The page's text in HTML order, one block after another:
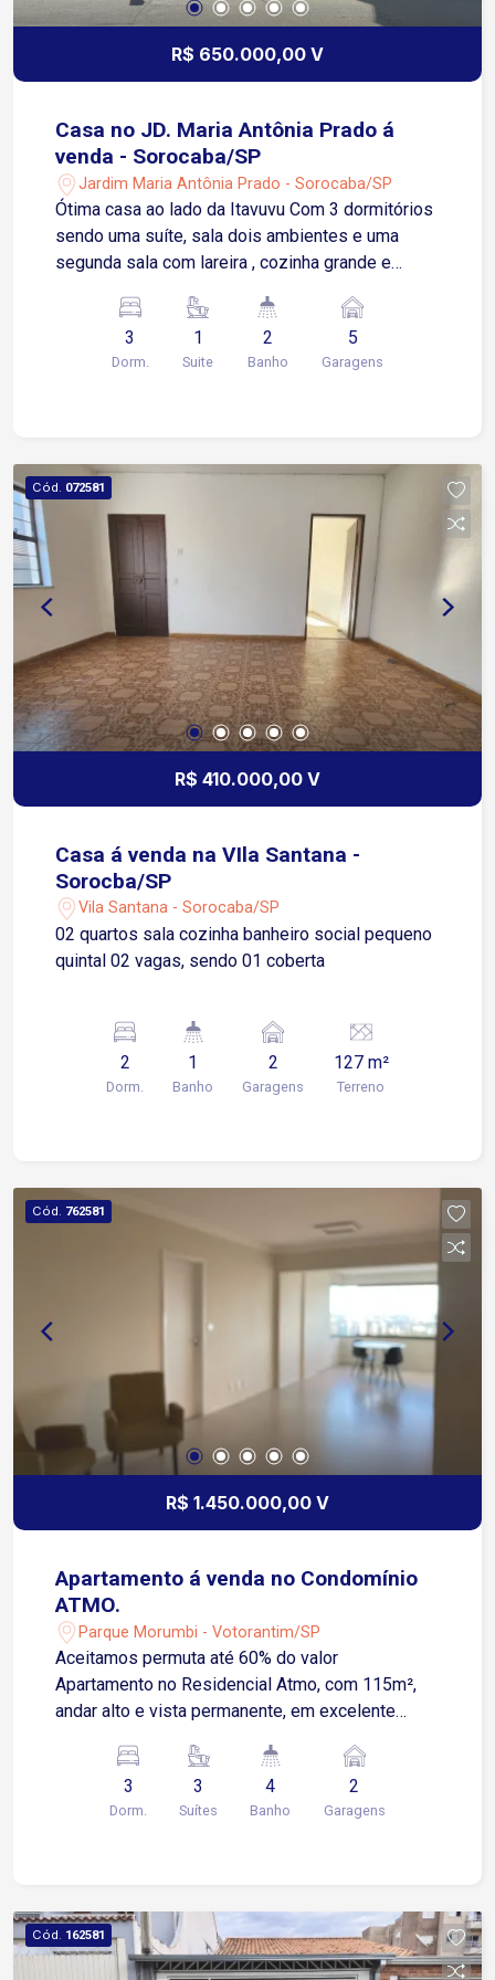
R$ 650.000,00 V
Casa no JD. Maria Antônia Prado á
venda - Sorocaba/SP
Jardim Maria Antônia Prado - Sorocaba/SP
Ótima casa ao lado da Itavuvu Com 3 dormitórios
sendo uma suíte, sala dois ambientes e uma
segunda sala com lareira , cozinha grande e
dormitórios com modulados e cozinha Possuí ar
condicionado na sala de estar e na suíte.
3
Dorm.
1
Suite
2
Banho
5
Garagens
Cód. 072581
R$ 410.000,00 V
Casa á venda na VIla Santana -
Sorocba/SP
Vila Santana - Sorocaba/SP
02 quartos sala cozinha banheiro social pequeno
quintal 02 vagas, sendo 01 coberta
2
Dorm.
1
Banho
2
Garagens
127 m²
Terreno
Cód. 762581
R$ 1.450.000,00 V
Apartamento á venda no Condomínio
ATMO.
Parque Morumbi - Votorantim/SP
Aceitamos permuta até 60% do valor
Apartamento no Residencial Atmo, com 115m²,
andar alto e vista permanente, em excelente
Shopping Iguatemi Esplanada. Diferenciais do
integrado: sala de estar, jantar, cozinha e varanda
eletrônica com câmera * 2 vagas de garagem
livres * Abertura da sacada técnica com porta de
3
Dorm.
3
Suítes
4
Banho
2
Garagens
Cód. 162581